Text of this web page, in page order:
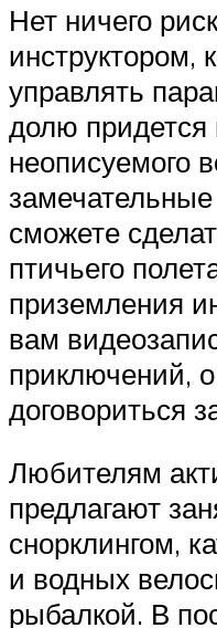
Нет ничего
инструктором,
управлять
долю придется
неописуемого
сможете
птичьего
приземления
вам
приключений,
договориться
Любителям
предлагают
снорклингом,
и водных
рыбалкой. В